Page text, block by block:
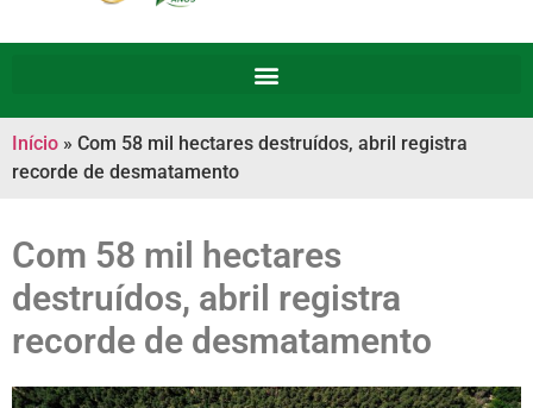
Início » Com 58 mil hectares destruídos, abril registra
recorde de desmatamento
Com 58 mil hectares
destruídos, abril registra
recorde de desmatamento